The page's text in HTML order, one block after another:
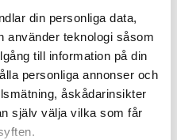
din personliga data,
använder teknologi såsom
till information på din
personliga annonser och
åskådarinsikter
själv välja vilka som får
dig